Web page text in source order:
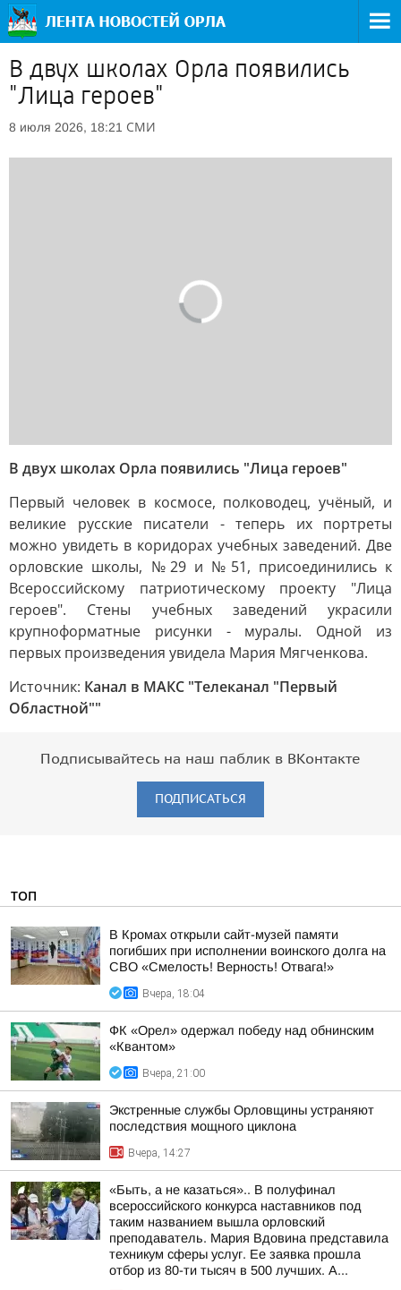
В двух школах Орла появились
"Лица героев"
8 июля 2026, 18:21 СМИ
В двух школах Орла появились "Лица героев"
Первый человек в космосе, полководец, учёный, и
великие русские писатели - теперь их портреты
можно увидеть в коридорах учебных заведений. Две
орловские школы, №29 и №51, присоединились к
Всероссийскому патриотическому проекту "Лица
героев". Стены учебных заведений украсили
крупноформатные рисунки - муралы. Одной из
первых произведения увидела Мария Мягченкова.
Источник: Канал в МАКС "Телеканал "Первый
Областной""
Подписывайтесь на наш паблик в ВКонтакте
ПОДПИСАТЬСЯ
ТОП
В Кромах открыли сайт-музей памяти
погибших при исполнении воинского долга на
СВО «Смелость! Верность! Отвага!»
Вчера, 18:04
ФК «Орел» одержал победу над обнинским
«Квантом»
Вчера, 21:00
Экстренные службы Орловщины устраняют
последствия мощного циклона
Вчера, 14:27
«Быть, а не казаться».. В полуфинал
всероссийского конкурса наставников под
таким названием вышла орловский
преподаватель. Мария Вдовина представила
техникум сферы услуг. Ее заявка прошла
отбор из 80-ти тысяч в 500 лучших. А...